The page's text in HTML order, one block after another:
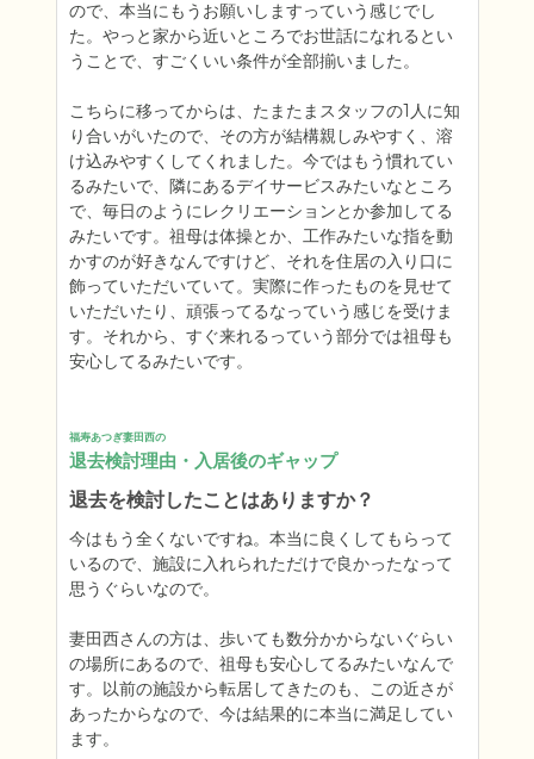
ので、本当にもうお願いしますっていう感じでし
た。やっと家から近いところでお世話になれるとい
うことで、すごくいい条件が全部揃いました。
こちらに移ってからは、たまたまスタッフの1人に知
り合いがいたので、その方が結構親しみやすく、溶
け込みやすくしてくれました。今ではもう慣れてい
るみたいで、隣にあるデイサービスみたいなところ
で、毎日のようにレクリエーションとか参加してる
みたいです。祖母は体操とか、工作みたいな指を動
かすのが好きなんですけど、それを住居の入り口に
飾っていただいていて。実際に作ったものを見せて
いただいたり、頑張ってるなっていう感じを受けま
す。それから、すぐ来れるっていう部分では祖母も
安心してるみたいです。
福寿あつぎ妻田西の
退去検討理由・入居後のギャップ
退去を検討したことはありますか？
今はもう全くないですね。本当に良くしてもらって
いるので、施設に入れられただけで良かったなって
思うぐらいなので。
妻田西さんの方は、歩いても数分かからないぐらい
の場所にあるので、祖母も安心してるみたいなんで
す。以前の施設から転居してきたのも、この近さが
あったからなので、今は結果的に本当に満足してい
ます。